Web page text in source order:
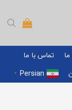
ما
تماس با ما
Persian
▼